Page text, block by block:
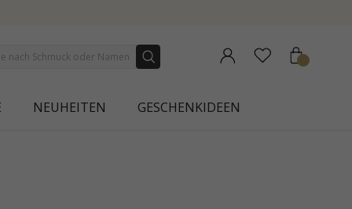
NEUHEITEN GESCHENKIDEEN